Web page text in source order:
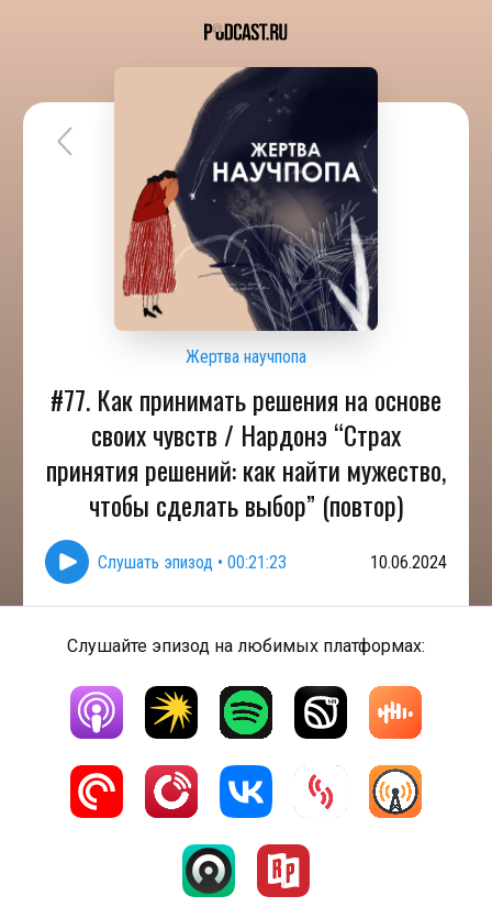
Жертва научпопа
#77. Как принимать решения на основе
своих чувств / Нардонэ “Страх
принятия решений: как найти мужество,
чтобы сделать выбор” (повтор)
Слушать эпизод • 00:21:23 10.06.2024
Слушайте эпизод на любимых платформах: